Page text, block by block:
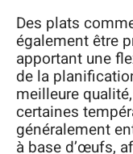
Des plats
également être
apportant une
de la
meilleure
certaines
généralement
à base d’œufs,